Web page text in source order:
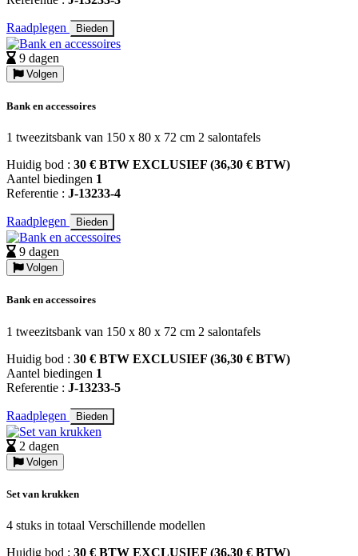
Raadplegen Bieden
9 dagen
Volgen
Bank en accessoires
1 tweezitsbank van 150 x 80 x 72 cm 2 salontafels
Huidig bod : 30 € BTW EXCLUSIEF (36,30 € BTW)
Aantel biedingen 1
Referentie : J-13233-4
Raadplegen Bieden
9 dagen
Volgen
Bank en accessoires
1 tweezitsbank van 150 x 80 x 72 cm 2 salontafels
Huidig bod : 30 € BTW EXCLUSIEF (36,30 € BTW)
Aantel biedingen 1
Referentie : J-13233-5
Raadplegen Bieden
2 dagen
Volgen
Set van krukken
4 stuks in totaal Verschillende modellen
Huidig bod : 30 € BTW EXCLUSIEF (36,30 € BTW)